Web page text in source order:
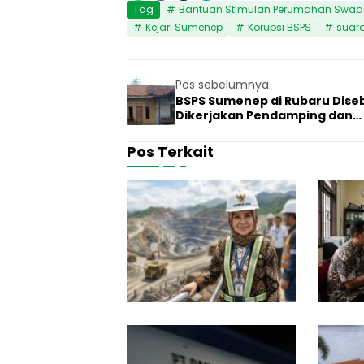
Tag Bantuan Stimulan Perumahan
Kejari Sumenep
Korupsi BSPS
Pos sebelumnya
BSPS Sumenep di Rubaru
Dikerjakan Pendamping dan
Pos Terkait
Hukum
G
u
b
n
r
a
7 Juni 2026